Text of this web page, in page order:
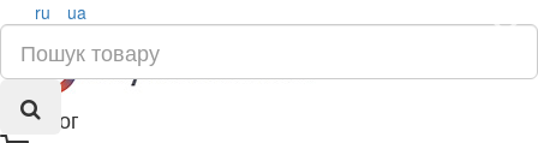
×
ru ua
Каталог